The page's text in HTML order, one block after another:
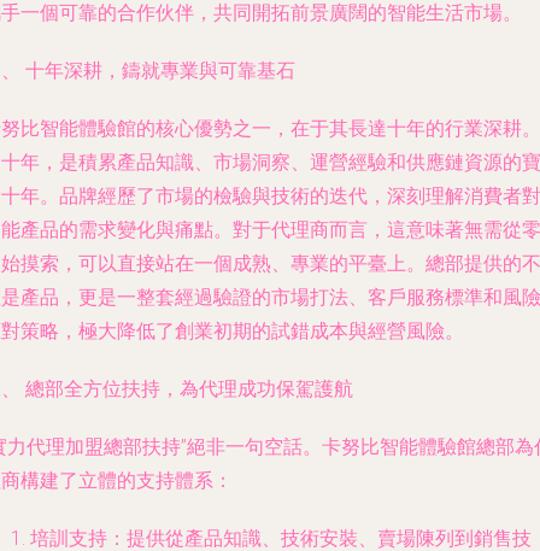
一個可靠的合作伙伴，共同開拓前景廣闊的智能生活市場。
十年深耕，鑄就專業與可靠基石
比智能體驗館的核心優勢之一，在于其長達十年的行業深耕。
年，是積累產品知識、市場洞察、運營經驗和供應鏈資源的寶
年。品牌經歷了市場的檢驗與技術的迭代，深刻理解消費者對
產品的需求變化與痛點。對于代理商而言，這意味著無需從零
摸索，可以直接站在一個成熟、專業的平臺上。總部提供的不
產品，更是一整套經過驗證的市場打法、客戶服務標準和風險
策略，極大降低了創業初期的試錯成本與經營風險。
總部全方位扶持，為代理成功保駕護航
力代理加盟總部扶持”絕非一句空話。卡努比智能體驗館總部為
構建了立體的支持體系：
培訓支持 ：提供從產品知識、技術安裝、賣場陳列到銷售技